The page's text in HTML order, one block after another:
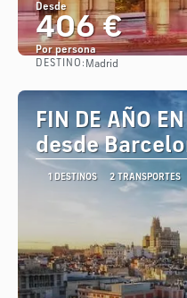
Desde
406 €
Por persona
DESTINO: Madrid
FIN DE AÑO
desde
1 DESTINOS 2 TRANSPORTES